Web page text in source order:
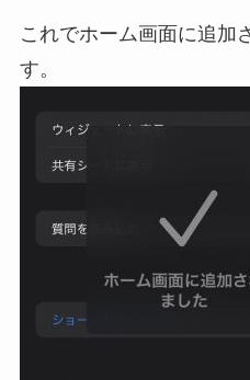
これでホーム画面に追加
す。